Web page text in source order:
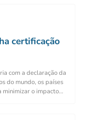
certificação
com a declaração da
do mundo, os países
o impacto...